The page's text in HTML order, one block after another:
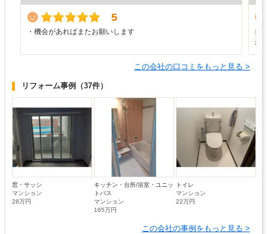
5
・機会があればまたお願いします
担
が
この会社の口コミをもっと見る >
リフォーム事例 （37件）
窓・サッシ
マンション
28万円
キッチン・台所/浴室・ユニッ
トバス
マンション
165万円
トイレ
マンション
22万円
この会社の事例をもっと見る >